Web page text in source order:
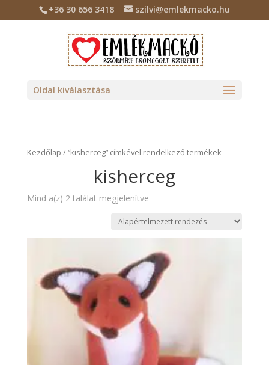
+36 30 656 3418 szilvi@emlekmacko.hu
Oldal kiválasztása
Kezdőlap / “kisherceg” címkével rendelkező termékek
kisherceg
Mind a(z) 2 találat megjelenítve